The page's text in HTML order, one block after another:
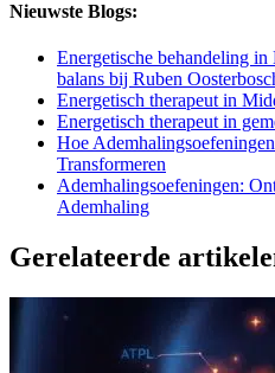
Nieuwste Blogs:
Energetische behandeling
balans bij Ruben
Energetisch therapeut in
Energetisch therapeut in
Hoe
Transformeren
Ademhalingsoefeningen:
Ademhaling
Gerelateerde